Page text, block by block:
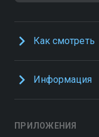
Как смотреть
Информация
ПРИЛОЖЕНИЯ